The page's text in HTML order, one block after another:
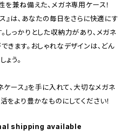
兼ね備えた、メガネ専用ケース！
』は、あなたの毎日をさらに快適にす
しっかりとした収納力があり、メガネ
きます。おしゃれなデザインは、どん
う。
ケース』を手に入れて、大切なメガネ
をより豊かなものにしてください！
shipping available